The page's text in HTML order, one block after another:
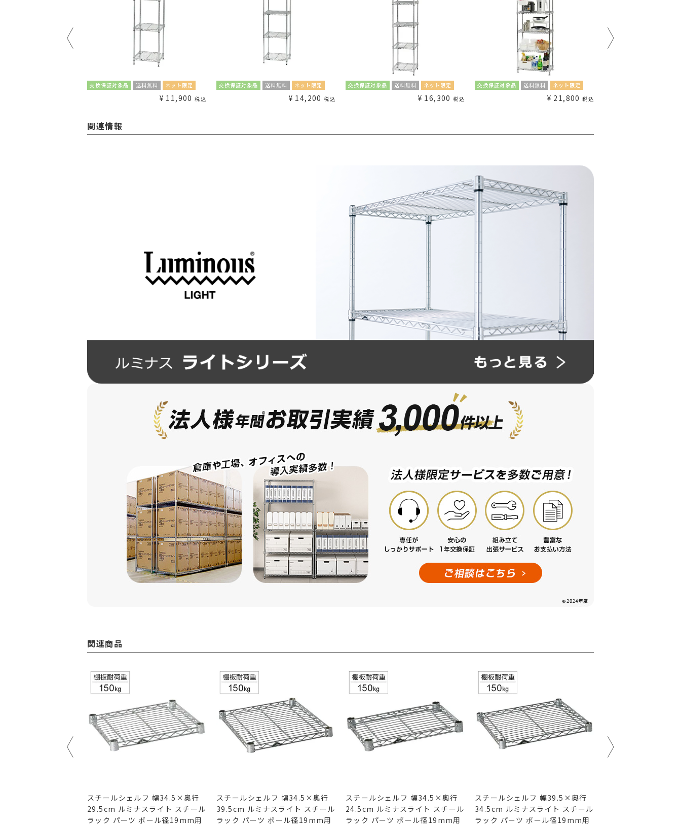
交換保証対象品 送料無料 ネット限定
¥ 11,900 税込
交換保証対象品 送料無料 ネット限定
¥ 14,200 税込
交換保証対象品 送料無料 ネット限定
¥ 16,300 税込
交換保証対象品 送料無料 ネット限定
¥ 21,800 税込
関連情報
関連商品
スチールシェルフ 幅34.5×奥行
29.5cm ルミナスライト スチール
ラック パーツ ポール径19mm用
スチールシェルフ 幅34.5×奥行
39.5cm ルミナスライト スチール
ラック パーツ ポール径19mm用
スチールシェルフ 幅34.5×奥行
24.5cm ルミナスライト スチール
ラック パーツ ポール径19mm用
スチールシェルフ 幅39.5×奥行
34.5cm ルミナスライト スチール
ラック パーツ ポール径19mm用